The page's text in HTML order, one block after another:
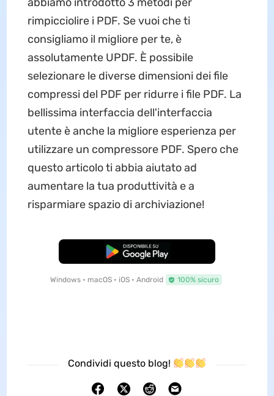
rimpicciolire i PDF. Se vuoi che ti
consigliamo il migliore per te, è
assolutamente UPDF. È possibile
selezionare le diverse dimensioni dei file
compressi del PDF per ridurre i file PDF. La
bellissima interfaccia dell'interfaccia
utente è anche la migliore esperienza per
utilizzare un compressore PDF. Spero che
questo articolo ti abbia aiutato ad
aumentare la tua produttività e a
risparmiare spazio di archiviazione!
Download Gratis
Windows • macOS • iOS • Android 100% sicuro
Condividi questo blog!